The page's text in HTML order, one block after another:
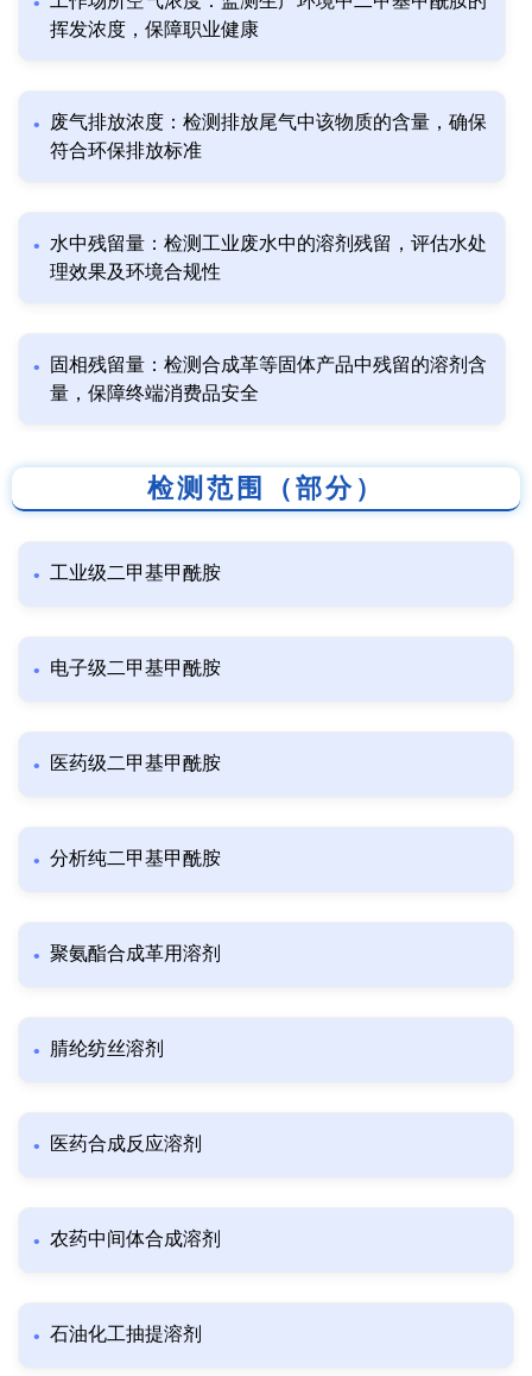
挥发浓度，保障职业健康
废气排放浓度：检测排放尾气中该物质的含量，确保
符合环保排放标准
水中残留量：检测工业废水中的溶剂残留，评估水处
理效果及环境合规性
固相残留量：检测合成革等固体产品中残留的溶剂含
量，保障终端消费品安全
检测范围（部分）
工业级二甲基甲酰胺
电子级二甲基甲酰胺
医药级二甲基甲酰胺
分析纯二甲基甲酰胺
聚氨酯合成革用溶剂
腈纶纺丝溶剂
医药合成反应溶剂
农药中间体合成溶剂
石油化工抽提溶剂